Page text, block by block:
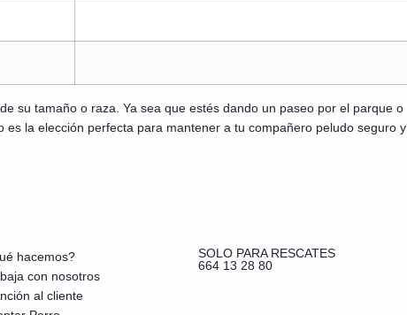
su tamaño o raza. Ya sea que estés dando un paseo por el parque o
la elección perfecta para mantener a tu compañero peludo seguro y
hacemos?
con nosotros
al cliente
SOLO PARA RESCATES
664 13 28 80